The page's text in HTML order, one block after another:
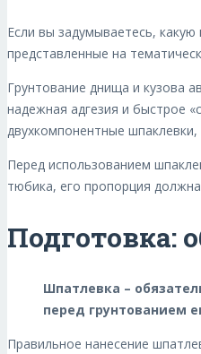
Если вы задумываетесь,
представленные на
Грунтование днища и кузова
надежная адгезия и быстрое
двухкомпонентные
Перед использованием
тюбика, его пропорция
Подготовка:
Шпатлевка –
перед грунтованием
Правильное нанесение